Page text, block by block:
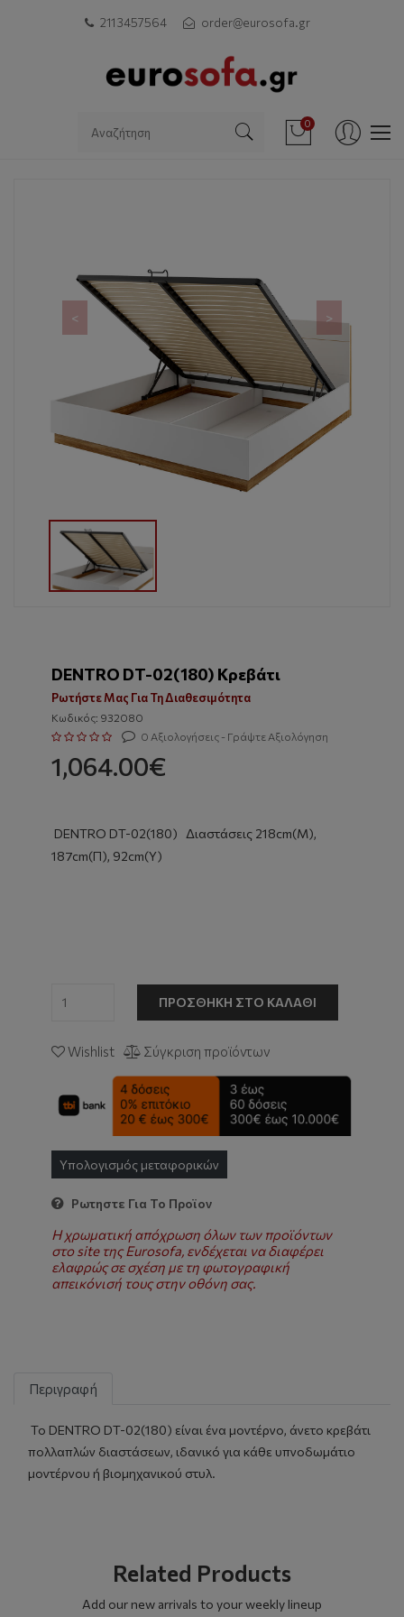
211 3457564 order@eurosofa.gr
0
< >
DENTRO DT-02(180) Κρεβάτι
Ρωτήστε Μας Για Τη Διαθεσιμότητα
Κωδικός: 932080
0 Αξιολογήσεις - Γράψτε Αξιολόγηση
1,064.00€
DENTRO DT-02(180) Διαστάσεις 218cm(Μ),
187cm(Π), 92cm(Υ)
ΠΡΟΣΘΉΚΗ ΣΤΟ ΚΑΛΆΘΙ
Wishlist Σύγκριση προϊόντων
Υπολογισμός μεταφορικών
Ρωτηστε Για Το Προϊον
Η χρωματική απόχρωση όλων των προϊόντων
στο site της Eurosofa, ενδέχεται να διαφέρει
ελαφρώς σε σχέση με τη φωτογραφική
απεικόνισή τους στην οθόνη σας.
Περιγραφή
Το DENTRO DT-02(180) είναι ένα μοντέρνο, άνετο κρεβάτι
πολλαπλών διαστάσεων, ιδανικό για κάθε υπνοδωμάτιο
μοντέρνου ή βιομηχανικού στυλ.
Related Products
Add our new arrivals to your weekly lineup